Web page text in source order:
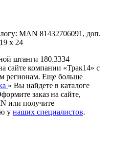
MAN 81432706091, доп.
x 24
штанги 180.3334
сайте компании «Трак14» с
регионам. Еще больше
» Вы найдете в каталоге
заказ на сайте,
или получите
у наших специалистов.